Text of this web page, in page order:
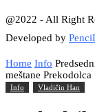
@2022 - All Right
Developed by
Home Info
meštane Prekodolca
Info Vladičin Han